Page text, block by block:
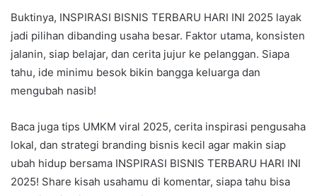
Buktinya, INSPIRASI BISNIS TERBARU HARI INI 2025 layak
jadi pilihan dibanding usaha besar. Faktor utama, konsisten
jalanin, siap belajar, dan cerita jujur ke pelanggan. Siapa
tahu, ide minimu besok bikin bangga keluarga dan
mengubah nasib!
Baca juga tips UMKM viral 2025, cerita inspirasi pengusaha
lokal, dan strategi branding bisnis kecil agar makin siap
ubah hidup bersama INSPIRASI BISNIS TERBARU HARI INI
2025! Share kisah usahamu di komentar, siapa tahu bisa